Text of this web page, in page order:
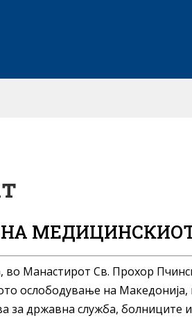
НА
во Манастирот Св. Прохор
ослободување на Македонија,
за државна служба, болниците